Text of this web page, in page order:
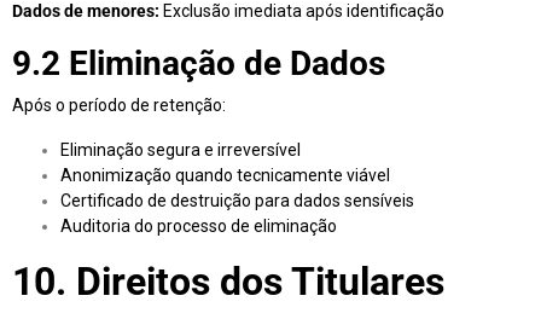
Dados de menores: Exclusão imediata após identificação
9.2 Eliminação de Dados
Após o período de retenção:
Eliminação segura e irreversível
Anonimização quando tecnicamente viável
Certificado de destruição para dados sensíveis
Auditoria do processo de eliminação
10. Direitos dos Titulares